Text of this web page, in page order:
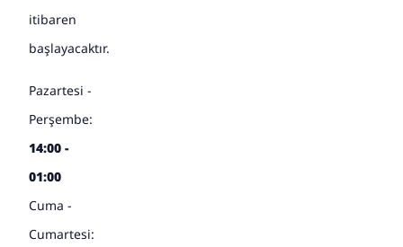
itibaren
başlayacaktır.
Pazartesi -
Perşembe:
14:00 -
01:00
Cuma -
Cumartesi: